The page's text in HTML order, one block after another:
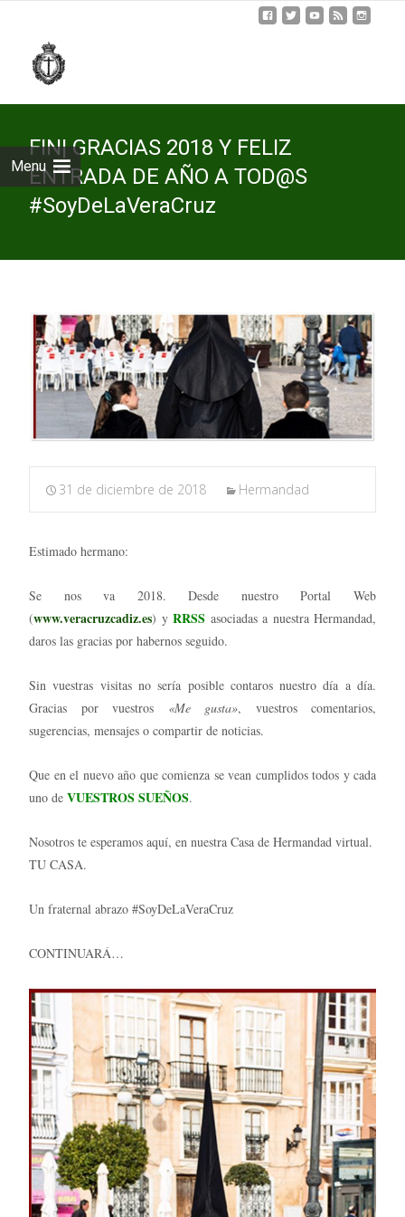
Menu
FIN| GRACIAS 2018 Y FELIZ
ENTRADA DE AÑO A TOD@S
#SoyDeLaVeraCruz
31 de diciembre de 2018 Hermandad
Estimado hermano:
Se nos va 2018. Desde nuestro Portal Web
(www.veracruzcadiz.es) y RRSS asociadas a nuestra Hermandad,
daros las gracias por habernos seguido.
Sin vuestras visitas no sería posible contaros nuestro día a día.
Gracias por vuestros «Me gusta», vuestros comentarios,
sugerencias, mensajes o compartir de noticias.
Que en el nuevo año que comienza se vean cumplidos todos y cada
uno de VUESTROS SUEÑOS.
Nosotros te esperamos aquí, en nuestra Casa de Hermandad virtual.
TU CASA.
Un fraternal abrazo #SoyDeLaVeraCruz
CONTINUARÁ…